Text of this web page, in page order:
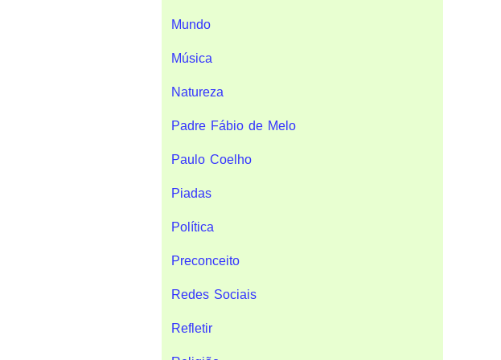
Mundo
Música
Natureza
Padre Fábio de Melo
Paulo Coelho
Piadas
Política
Preconceito
Redes Sociais
Refletir